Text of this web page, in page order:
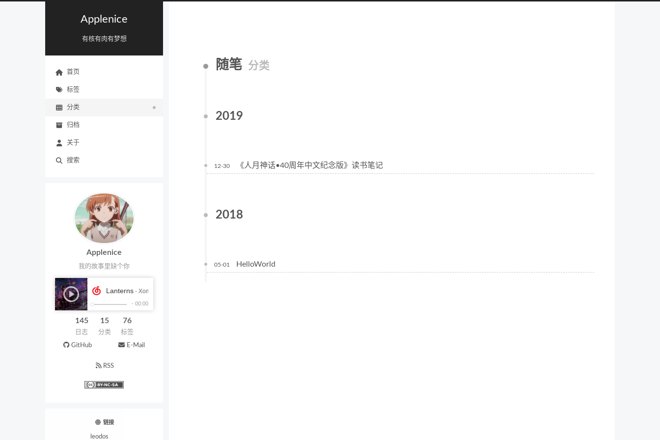
Applenice
有核有肉有梦想
首页
标签
分类
归档
关于
搜索
Applenice
我的故事里缺个你
145
日志
15
分类
76
标签
GitHub E-Mail
RSS
链接
leodos
随笔 分类
2019
12-30 《人月神话•40周年中文纪念版》读书笔记
2018
05-01 HelloWorld